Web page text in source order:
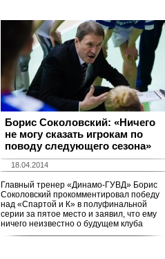
Борис Соколовский: «Ничего
не могу сказать игрокам по
поводу следующего сезона»
18.04.2014
Главный тренер «Динамо-ГУВД» Борис
Соколовский прокомментировал победу
над «Спартой и К» в полуфинальной
серии за пятое место и заявил, что ему
ничего неизвестно о будущем клуба